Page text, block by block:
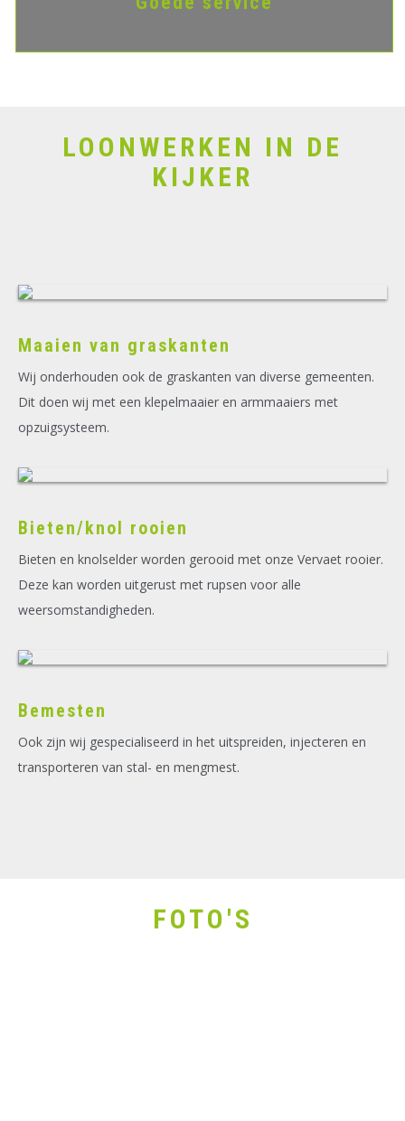
LOONWERKEN IN DE
KIJKER
Maaien van graskanten
Wij onderhouden ook de graskanten van diverse gemeenten.
Dit doen wij met een klepelmaaier en armmaaiers met
opzuigsysteem.
Bieten/knol rooien
Bieten en knolselder worden gerooid met onze Vervaet rooier.
Deze kan worden uitgerust met rupsen voor alle
weersomstandigheden.
Bemesten
Ook zijn wij gespecialiseerd in het uitspreiden, injecteren en
transporteren van stal- en mengmest.
FOTO'S